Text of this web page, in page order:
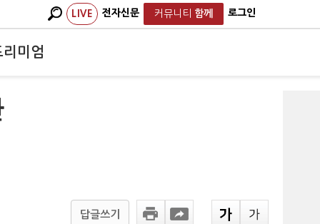
LIVE 전자신문 커뮤니티 함께 로그인
리미엄
답글쓰기